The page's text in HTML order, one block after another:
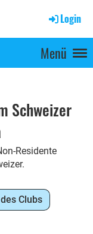
Login
Menü
Schweizer
Residente
Clubs